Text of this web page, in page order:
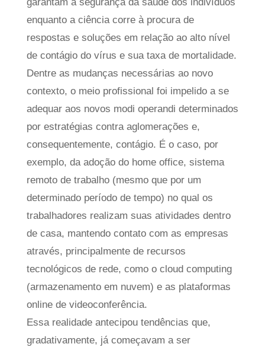
garantam a segurança da saúde dos indivíduos
enquanto a ciência corre à procura de
respostas e soluções em relação ao alto nível
de contágio do vírus e sua taxa de mortalidade.
Dentre as mudanças necessárias ao novo
contexto, o meio profissional foi impelido a se
adequar aos novos modi operandi determinados
por estratégias contra aglomerações e,
consequentemente, contágio. É o caso, por
exemplo, da adoção do home office, sistema
remoto de trabalho (mesmo que por um
determinado período de tempo) no qual os
trabalhadores realizam suas atividades dentro
de casa, mantendo contato com as empresas
através, principalmente de recursos
tecnológicos de rede, como o cloud computing
(armazenamento em nuvem) e as plataformas
online de videoconferência.
Essa realidade antecipou tendências que,
gradativamente, já começavam a ser